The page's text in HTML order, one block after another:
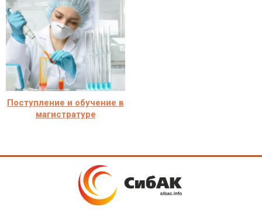
Поступление и обучение в
магистратуре